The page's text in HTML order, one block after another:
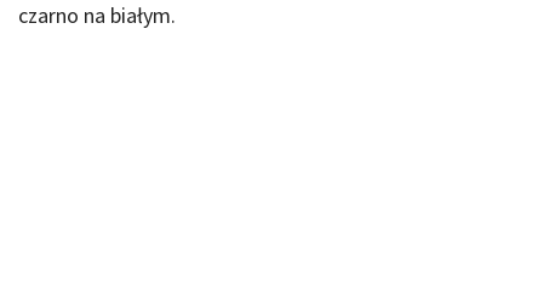
czarno na białym.